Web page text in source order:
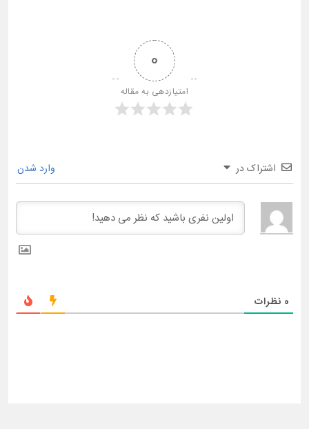
0
امتیازدهی به مقاله
اشتراک در وارد شدن
0 نظرات